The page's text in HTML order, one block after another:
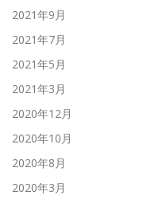
2021年9月
2021年7月
2021年5月
2021年3月
2020年12月
2020年10月
2020年8月
2020年3月